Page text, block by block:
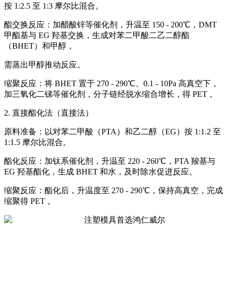
按 1:2.5 至 1:3 摩尔比混合。
酯交换反应：加醋酸锌等催化剂，升温至 150 - 200℃，DMT
甲酯基与 EG 羟基交换，生成对苯二甲酸二乙二醇酯
（BHET）和甲醇，
需蒸出甲醇推动反应。
缩聚反应：将 BHET 置于 270 - 290℃、0.1 - 10Pa 高真空下，
加三氧化二锑等催化剂，分子链经脱水缩合增长，得 PET 。
2. 直接酯化法（直接法）
原料准备：以对苯二甲酸（PTA）和乙二醇（EG）按 1:1.2 至
1:1.5 摩尔比混合。
酯化反应：加钛系催化剂，升温至 220 - 260℃，PTA 羧基与
EG 羟基酯化，生成 BHET 和水，及时除水促进反应。
缩聚反应：酯化后，升温度至 270 - 290℃，保持高真空，完成
缩聚得 PET 。